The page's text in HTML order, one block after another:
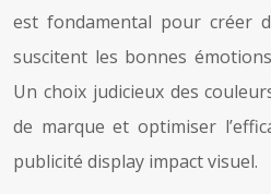
est fondamental pour créer
suscitent les bonnes
Un choix judicieux des
de marque et optimiser
publicité display impact visuel.